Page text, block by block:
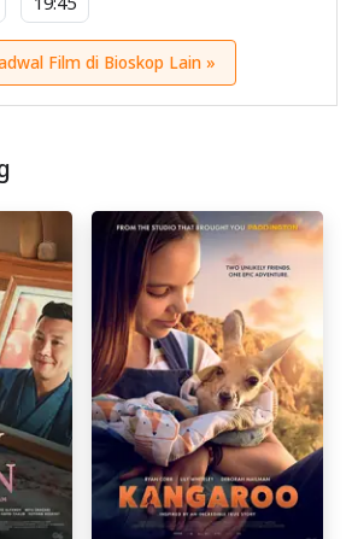
Film di Bioskop Lain »